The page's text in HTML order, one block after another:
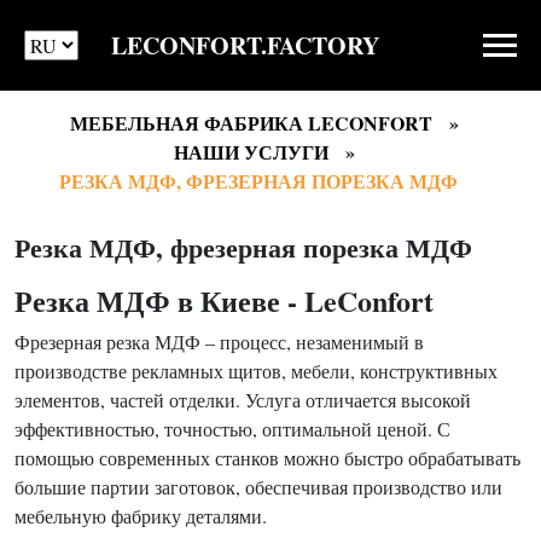
LECONFORT.FACTORY
МЕБЕЛЬНАЯ ФАБРИКА LECONFORT
НАШИ УСЛУГИ
РЕЗКА МДФ, ФРЕЗЕРНАЯ ПОРЕЗКА МДФ
Резка МДФ, фрезерная порезка МДФ
Резка МДФ в Киеве - LeConfort
Фрезерная резка МДФ – процесс, незаменимый в
производстве рекламных щитов, мебели, конструктивных
элементов, частей отделки. Услуга отличается высокой
эффективностью, точностью, оптимальной ценой. С
помощью современных станков можно быстро обрабатывать
большие партии заготовок, обеспечивая производство или
мебельную фабрику деталями.